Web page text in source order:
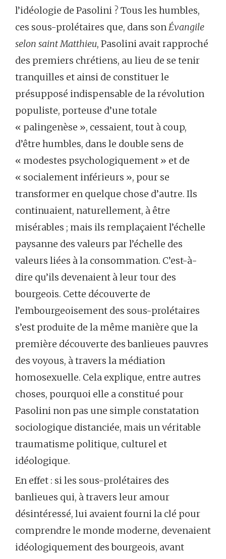
l’idéologie de Pasolini ? Tous les humbles,
ces sous-prolétaires que, dans sonÉvangile
selon saint Matthieu, Pasolini avait rapproché
des premiers chrétiens, au lieu de se tenir
tranquilles et ainsi de constituer le
présupposé indispensable de la révolution
populiste, porteuse d’une totale
« palingenèse », cessaient, tout à coup,
d’être humbles, dans le double sens de
« modestes psychologiquement » et de
« socialement inférieurs », pour se
transformer en quelque chose d’autre. Ils
continuaient, naturellement, à être
misérables ; mais ils remplaçaient l’échelle
paysanne des valeurs par l’échelle des
valeurs liées à la consommation. C’est-à-
dire qu’ils devenaient à leur tour des
bourgeois. Cette découverte de
l’embourgeoisement des sous-prolétaires
s’est produite de la même manière que la
première découverte des banlieues pauvres
des voyous, à travers la médiation
homosexuelle. Cela explique, entre autres
choses, pourquoi elle a constitué pour
Pasolini non pas une simple constatation
sociologique distanciée, mais un véritable
traumatisme politique, culturel et
idéologique.
En effet : si les sous-prolétaires des
banlieues qui, à travers leur amour
désintéressé, lui avaient fourni la clé pour
comprendre le monde moderne, devenaient
idéologiquement des bourgeois, avant